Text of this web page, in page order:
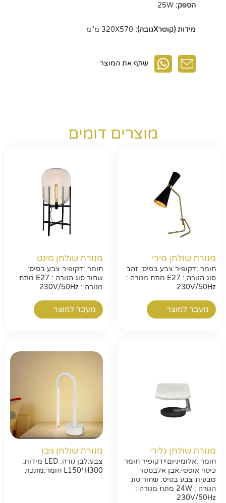
חפשו באתר
הספק:
מידות (קוטרXגובה):
שתף את המוצר
מוצרים דומים
מנורת שולחן מירי
חומר :דקופיר צבע בסיס: זהב
סוג הנורה : E27 מתח מנורה :
230V/50Hz
מעבר למוצר
מנורת שולחן מינט
חומר :דקופיר צבע בסיס:
שחור סוג הנורה : E27 מתח
מנורה : 230V/50Hz
מעבר למוצר
מנורת שולחן גלירי
חומר :אלומיניום+דקופיר חומר
כיסוי אופטי:אבן אלבסטר
טבעית צבע בסיס: שחור סוג
הנורה : 24W מתח מנורה :
230V/50Hz
מנורת שולחן גיבו
צבע:לבן נורה: LED מידות:
L150*H300 חומר:מתכת